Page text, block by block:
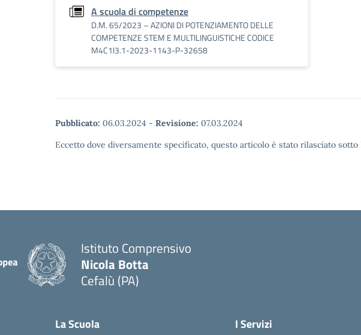
A scuola di competenze
D.M. 65/2023 – AZIONI DI POTENZIAMENTO DELLE
COMPETENZE STEM E MULTILINGUISTICHE CODICE
M4C1I3.1-2023-1143-P-32658
Pubblicato: 06.03.2024 - Revisione: 07.03.2024
Eccetto dove diversamente specificato, questo articolo è stato rilasciato
Istituto Comprensivo
Nicola Botta
Cefalù (PA)
La Scuola I Servizi